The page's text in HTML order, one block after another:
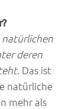
natürlichen
deren
Das ist
natürliche
mehr als